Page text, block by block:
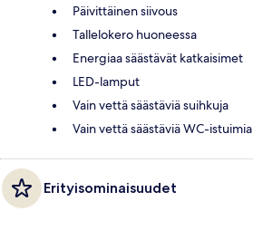
Päivittäinen siivous
Tallelokero huoneessa
Energiaa säästävät katkaisimet
LED-lamput
Vain vettä säästäviä suihkuja
Vain vettä säästäviä WC-istuimia
Erityisominaisuudet